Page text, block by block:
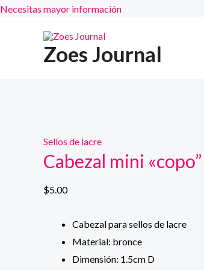
Necesitas mayor información
Zoes Journal
Sellos de lacre
Cabezal mini «copo”
$5.00
Cabezal para sellos de lacre
Material: bronce
Dimensión: 1.5cm D